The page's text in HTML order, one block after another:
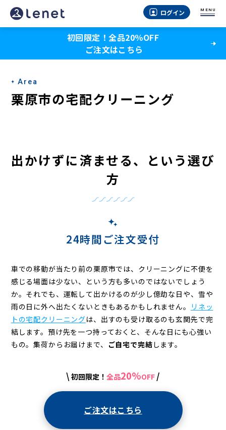
栗
原
の
宅
配
ー
ニ
ログイン MENU
初回限定！全品20％OFF
ご注文はこちら
Area
栗原市の宅配クリーニング
出かけずに済ませる、という選び
方
24時間ご注文受付
車での移動が当たり前の栗原市では、クリーニングに不便を
感じる場面は少ない、という方も多いのではないでしょう
か。それでも、運転して出かけるのが少し億劫な日や、雪や
雨の日に外へ出たくないときもあるかもしれません。
リネッ
トの宅配クリーニングは、出すのも受け取るのも玄関先で完
結します。預け先を一つ持っておくと、そんな日にも心強い
もの。集荷からお届けまで、 ご自宅で完結 します。
\ 初回限定！ 全品20%OFF /
ご注文はこちら